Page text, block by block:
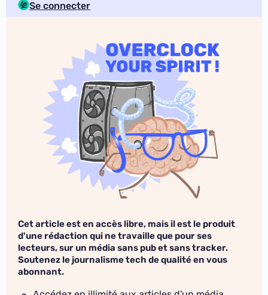
Se connecter
Cet article est en accès libre, mais il est le produit
d'une rédaction qui ne travaille que pour ses
lecteurs, sur un média sans pub et sans tracker.
Soutenez le journalisme tech de qualité en vous
abonnant.